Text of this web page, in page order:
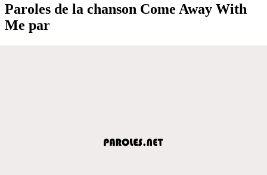
Paroles de la chanson Come Away With
Me par